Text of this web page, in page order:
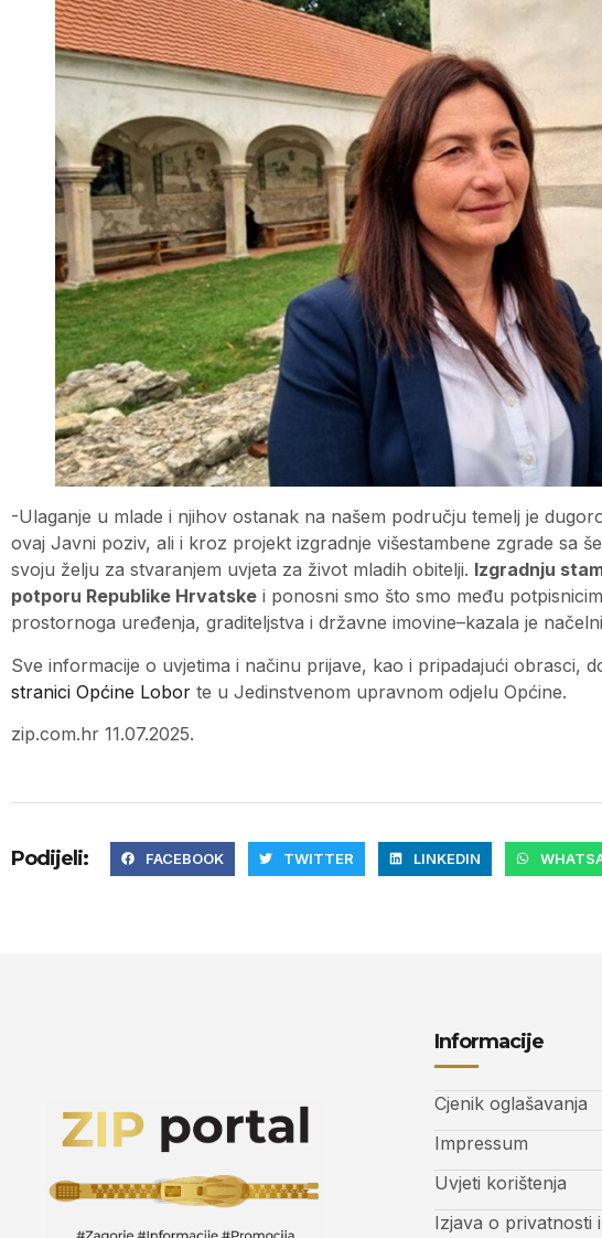
-Ulaganje u mlade i njihov ostanak na našem području temelj je
ovaj Javni poziv, ali i kroz projekt izgradnje višestambene zgrade sa
svoju želju za stvaranjem uvjeta za život mladih obitelji. Izgradnju
potporu Republike Hrvatske i ponosni smo što smo među
prostornoga uređenja, graditeljstva i državne imovine–kazala je
Sve informacije o uvjetima i načinu prijave, kao i pripadajući obrasci,
stranici Općine Lobor te u Jedinstvenom upravnom odjelu Općine.
zip.com.hr 11.07.2025.
Podijeli: FACEBOOK TWITTER LINKEDIN
Informacije
Cjenik oglašavanja
Impressum
Uvjeti korištenja
Izjava o privatnosti i